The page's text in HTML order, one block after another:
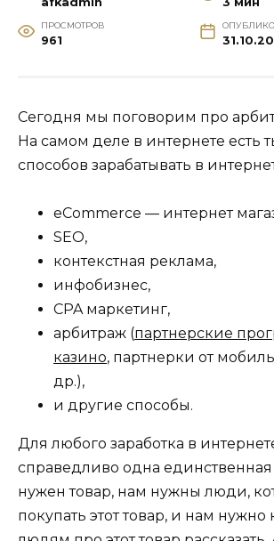
ПРОСМОТРОВ
961
Сегодня мы поговорим про
На самом деле в интернете есть
способов зарабатывать в
eCommerce — интернет
SEO,
контекстная реклама,
инфобизнес,
CPA маркетинг,
арбитраж (партнерские
казино, партнерки от
др.),
и другие способы.
Для любого заработка в
справедливо одна
нужен товар, нам нужны люди,
покупать этот товар, и нам нужно